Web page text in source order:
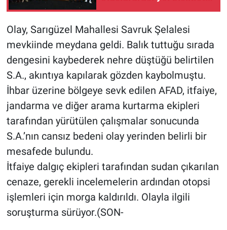
Olay, Sarıgüzel Mahallesi Savruk Şelalesi
mevkiinde meydana geldi. Balık tuttuğu sırada
dengesini kaybederek nehre düştüğü belirtilen
S.A., akıntıya kapılarak gözden kaybolmuştu.
İhbar üzerine bölgeye sevk edilen AFAD, itfaiye,
jandarma ve diğer arama kurtarma ekipleri
tarafından yürütülen çalışmalar sonucunda
S.A.’nın cansız bedeni olay yerinden belirli bir
mesafede bulundu.
İtfaiye dalgıç ekipleri tarafından sudan çıkarılan
cenaze, gerekli incelemelerin ardından otopsi
işlemleri için morga kaldırıldı. Olayla ilgili
soruşturma sürüyor.(SON-
BİLİM VE TEKNOLOJİ
Güvenlik
Bölge